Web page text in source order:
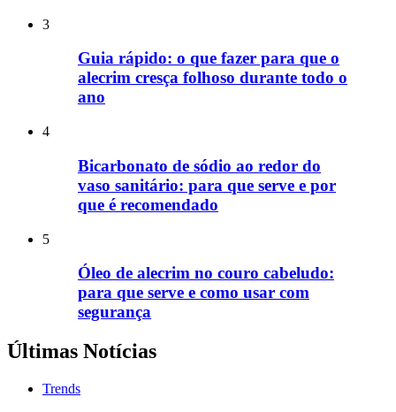
3
Guia rápido: o que fazer para que o
alecrim cresça folhoso durante todo o
ano
4
Bicarbonato de sódio ao redor do
vaso sanitário: para que serve e por
que é recomendado
5
Óleo de alecrim no couro cabeludo:
para que serve e como usar com
segurança
Últimas Notícias
Trends